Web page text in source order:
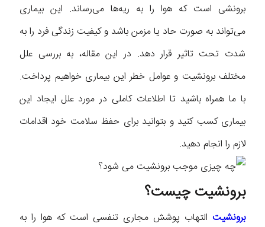
برونشی است که هوا را به ریه‌ها می‌رساند. این بیماری
می‌تواند به صورت حاد یا مزمن باشد و کیفیت زندگی فرد را به
شدت تحت تاثیر قرار دهد. در این مقاله، به بررسی علل
مختلف برونشیت و عوامل خطر این بیماری خواهیم پرداخت.
با ما همراه باشید تا اطلاعات کاملی در مورد علل ایجاد این
بیماری کسب کنید و بتوانید برای حفظ سلامت خود اقدامات
لازم را انجام دهید.
برونشیت چیست؟
برونشیت التهاب پوشش مجاری تنفسی است که هوا را به